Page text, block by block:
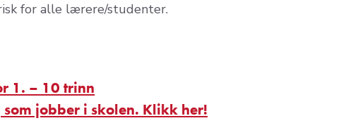
for alle lærere/studenter.
1. – 10 trinn
jobber i skolen. Klikk her!